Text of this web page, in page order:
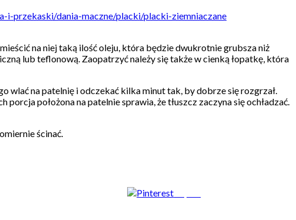
i-przekaski/dania-maczne/placki/placki-ziemniaczane
na niej taką ilość oleju, która będzie dwukrotnie grubsza niż
lub teflonową. Zaopatrzyć należy się także w cienką łopatkę, która
wlać na patelnię i odczekać kilka minut tak, by dobrze się rozgrzał.
położona na patelnie sprawia, że tłuszcz zaczyna się ochładzać.
ścinać.